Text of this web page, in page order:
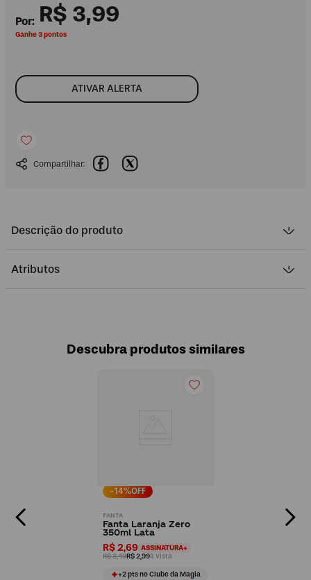
R$ 3,99
Ganhe 3 pontos
ATIVAR ALERTA
Descrição do produto
Atributos
Descubra produtos similares
-14%OFF
FANTA
Fanta Laranja Zero
350ml Lata
R$ 2,69 ASSINATURA+
R$ 3,49R$ 2,99à vista
+2ptsno Clube da Magia